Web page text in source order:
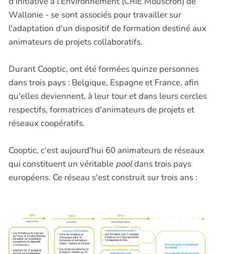
Wallonie - se sont associés pour travailler sur
l'adaptation d'un dispositif de formation destiné aux
animateurs de projets collaboratifs.
Durant Cooptic, ont été formées quinze personnes
dans trois pays : Belgique, Espagne et France, afin
qu'elles deviennent, à leur tour et dans leurs cercles
respectifs, formatrices d'animateurs de projets et
réseaux coopératifs.
Cooptic, c'est aujourd'hui 60 animateurs de réseaux
qui constituent un véritable pooldans trois pays
européens. Ce réseau s'est construit sur trois ans :